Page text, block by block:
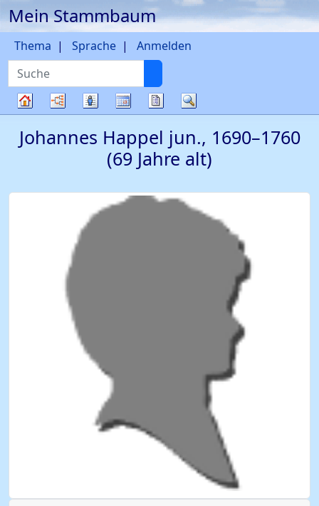
Weiter zu Hauptseite
Mein Stammbaum
Suche
Thema Sprache Anmelden
Diagramme
Listen KalenderBerichte
Johannes Happel jun., 1690–1760
(69 Jahre alt)